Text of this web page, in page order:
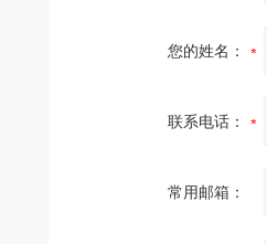
您的姓名：
联系电话：
常用邮箱：